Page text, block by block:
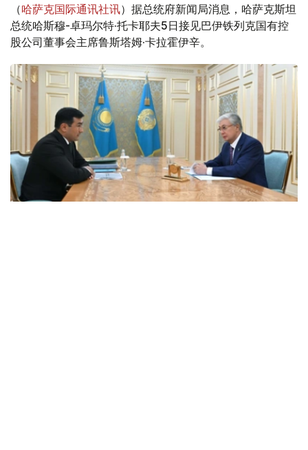
（哈萨克国际通讯社讯）据总统府新闻局消息，哈萨克斯坦
总统哈斯穆-卓玛尔特·托卡耶夫5日接见巴伊铁列克国有控
股公司董事会主席鲁斯塔姆·卡拉霍伊辛。